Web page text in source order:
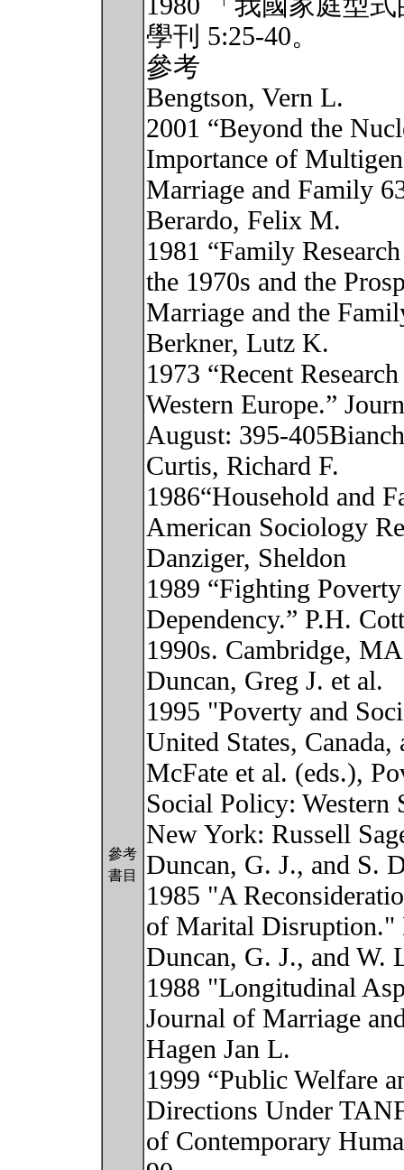
參考
書目
學刊 5:25-40。
參考
Bengtson, Vern L.
2001 “Beyond the
Importance of
Marriage and Family
Berardo, Felix M.
1981 “Family
the 1970s and the
Marriage and the
Berkner, Lutz K.
1973 “Recent
Western Europe.”
August: 395-
Curtis, Richard F.
1986“Household and
American Sociology
Danziger, Sheldon
1989 “Fighting
Dependency.” P.H.
1990s. Cambridge,
Duncan, Greg J. et al.
1995 "Poverty and
United States,
McFate et al. (eds.),
Social Policy: Western
New York: Russell
Duncan, G. J., and S.
1985 "A
of Marital Disruption."
Duncan, G. J., and W.
1988 "Longitudinal
Journal of Marriage
Hagen Jan L.
1999 “Public Welfare
Directions Under
of Contemporary